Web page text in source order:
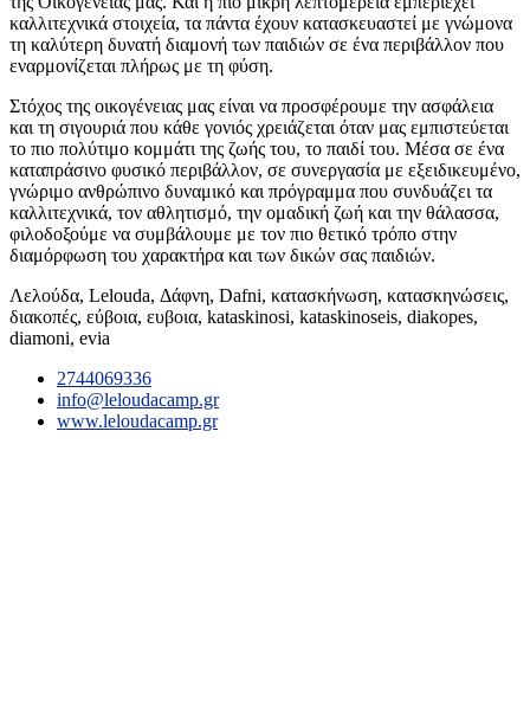
καλλιτεχνικά στοιχεία, τα πάντα έχουν κατασκευαστεί με γνώμονα
τη καλύτερη δυνατή διαμονή των παιδιών σε ένα περιβάλλον που
εναρμονίζεται πλήρως με τη φύση.
Στόχος της οικογένειας μας είναι να προσφέρουμε την ασφάλεια
και τη σιγουριά που κάθε γονιός χρειάζεται όταν μας εμπιστεύεται
το πιο πολύτιμο κομμάτι της ζωής του, το παιδί του. Μέσα σε ένα
καταπράσινο φυσικό περιβάλλον, σε συνεργασία με εξειδικευμένο,
γνώριμο ανθρώπινο δυναμικό και πρόγραμμα που συνδυάζει τα
καλλιτεχνικά, τον αθλητισμό, την ομαδική ζωή και την θάλασσα,
φιλοδοξούμε να συμβάλουμε με τον πιο θετικό τρόπο στην
διαμόρφωση του χαρακτήρα και των δικών σας παιδιών.
Λελούδα, Lelouda, Δάφνη, Dafni, κατασκήνωση, κατασκηνώσεις,
διακοπές, εύβοια, ευβοια, kataskinosi, kataskinoseis, diakopes,
diamoni, evia
2744069336
info@leloudacamp.gr
www.leloudacamp.gr